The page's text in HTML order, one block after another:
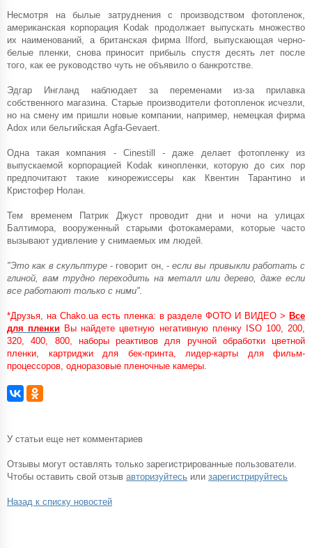
Несмотря на былые затруднения с производством фотопленок,
американская корпорация Kodak продолжает выпускать множество
их наименований, а британская фирма Ilford, выпускающая черно-
белые пленки, снова приносит прибыль спустя десять лет после
того, как ее руководство чуть не объявило о банкротстве.
Эдгар Ингланд наблюдает за переменами из-за прилавка
собственного магазина. Старые производители фотопленок исчезли,
но на смену им пришли новые компании, например, немецкая фирма
Adox или бельгийская Agfa-Gevaert.
Одна такая компания - Cinestill - даже делает фотопленку из
выпускаемой корпорацией Kodak кинопленки, которую до сих пор
предпочитают такие кинорежиссеры как Квентин Тарантино и
Кристофер Нолан.
Тем временем Патрик Джуст проводит дни и ночи на улицах
Балтимора, вооруженный старыми фотокамерами, которые часто
вызывают удивление у снимаемых им людей.
"Это как в скульптуре- говорит он, - если вы привыкли работать с
глиной, вам трудно переходить на металл или дерево, даже если
все работают только с ними".
*Друзья, на Chako.ua есть пленка: в разделе ФОТО И ВИДЕО > Все
для пленки Вы найдете цветную негативную пленку ISO 100, 200,
320, 400, 800, наборы реактивов для ручной обработки цветной
пленки, картриджи для бек-принта, лидер-карты для фильм-
процессоров, одноразовые пленочные камеры.
У статьи еще нет комментариев
Отзывы могут оставлять только зарегистрированные пользователи.
Чтобы оставить свой отзыв авторизуйтесь или зарегистрируйтесь
Назад к списку новостей